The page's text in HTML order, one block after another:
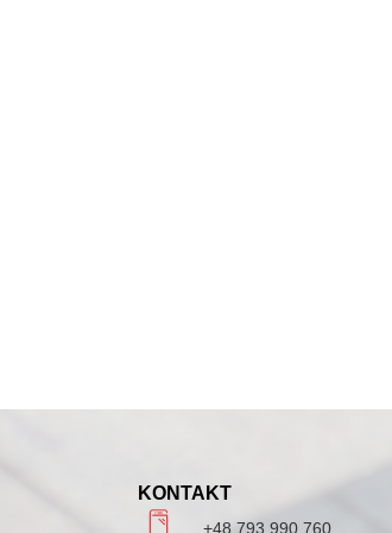
KONTAKT
+48 793 990 760